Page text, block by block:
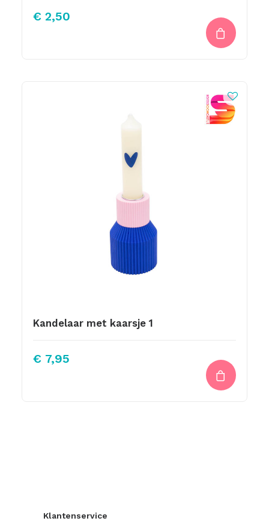
€ 2,50
Kandelaar met kaarsje 1
€ 7,95
Klantenservice